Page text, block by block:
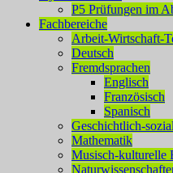
P5 Prüfungen im
Fachbereiche
Arbeit-Wirtschaft-
Deutsch
Fremdsprachen
Englisch
Französisch
Spanisch
Geschichtlich-
Mathematik
Musisch-